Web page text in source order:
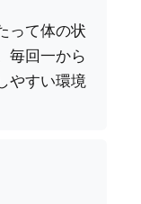
って体の状
毎回一から
やすい環境